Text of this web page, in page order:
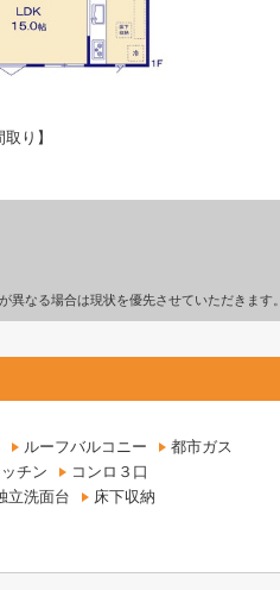
り】
なる場合は現状を優先させていただきます。
ルーフバルコニー
都市ガス
チン
コンロ３口
立洗面台
床下収納